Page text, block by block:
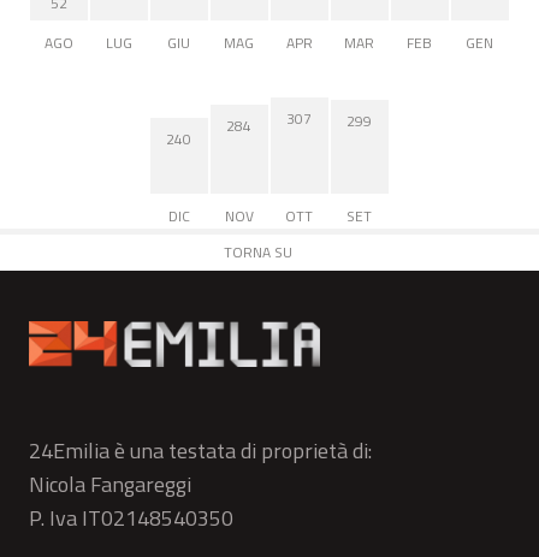
AGO
LUG GIU MAG APR MAR FEB GEN
240
DIC
284
NOV
307
OTT
299
SET
TORNA SU
24Emilia è una testata di proprietà di:
Nicola Fangareggi
P. Iva IT02148540350